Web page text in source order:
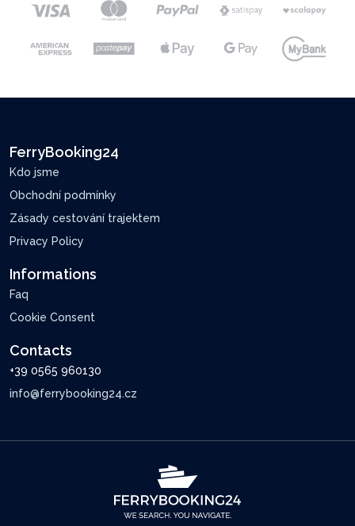
FerryBooking24
Kdo jsme
Obchodní podmínky
Zásady cestování trajektem
Privacy Policy
Informations
Faq
Cookie Consent
Contacts
+39 0565 960130
info@ferrybooking24.cz